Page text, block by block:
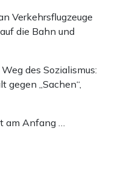
Verkehrsflugzeuge
die Bahn und
des Sozialismus:
gegen „Sachen“,
am Anfang …